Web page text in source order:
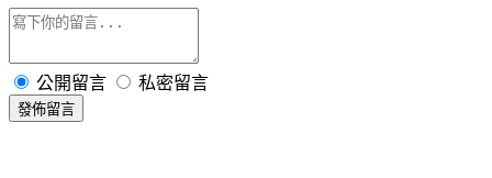
公開留言 私密留言
發佈留言